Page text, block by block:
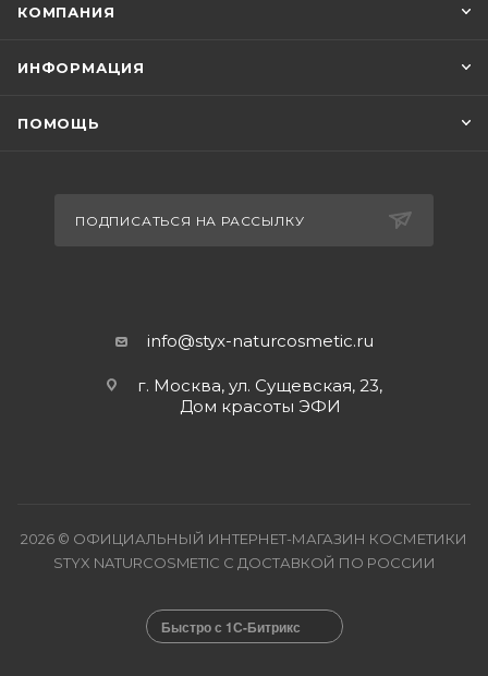
КОМПАНИЯ
ИНФОРМАЦИЯ
ПОМОЩЬ
ПОДПИСАТЬСЯ НА РАССЫЛКУ
info@styx-naturcosmetic.ru
г. Москва, ул. Сущевская, 23,
Дом красоты ЭФИ
2026 © ОФИЦИАЛЬНЫЙ ИНТЕРНЕТ-МАГАЗИН КОСМЕТИКИ
STYX NATURCOSMETIC С ДОСТАВКОЙ ПО РОССИИ
Быстро с 1С-Битрикс